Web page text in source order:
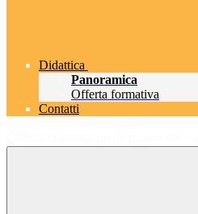
Didattica
Panoramica
Offerta formativa
Contatti